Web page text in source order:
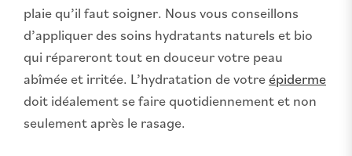
plaie qu’il faut soigner. Nous vous conseillons
d’appliquer des soins hydratants naturels et bio
qui répareront tout en douceur votre peau
abîmée et irritée. L’hydratation de votreépiderme
doit idéalement se faire quotidiennement et non
seulement après le rasage.